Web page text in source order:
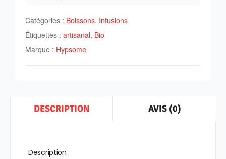
Catégories : Boissons, Infusions
Étiquettes : artisanal, Bio
Marque : Hypsome
DESCRIPTION AVIS (0)
Description